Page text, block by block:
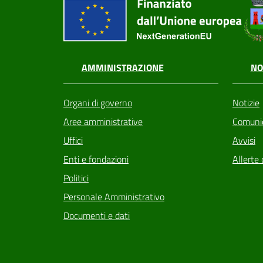
AMMINISTRAZIONE
Organi di governo
Aree amministrative
Uffici
Enti e fondazioni
Politici
Personale Amministrativo
Documenti e dati
Notizie
Avvisi
Allerte